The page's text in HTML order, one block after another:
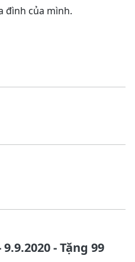
đình của mình.
9.9.2020 - Tặng 99